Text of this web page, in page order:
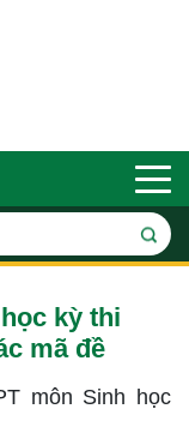
kỳ thi
mã đề
môn Sinh học